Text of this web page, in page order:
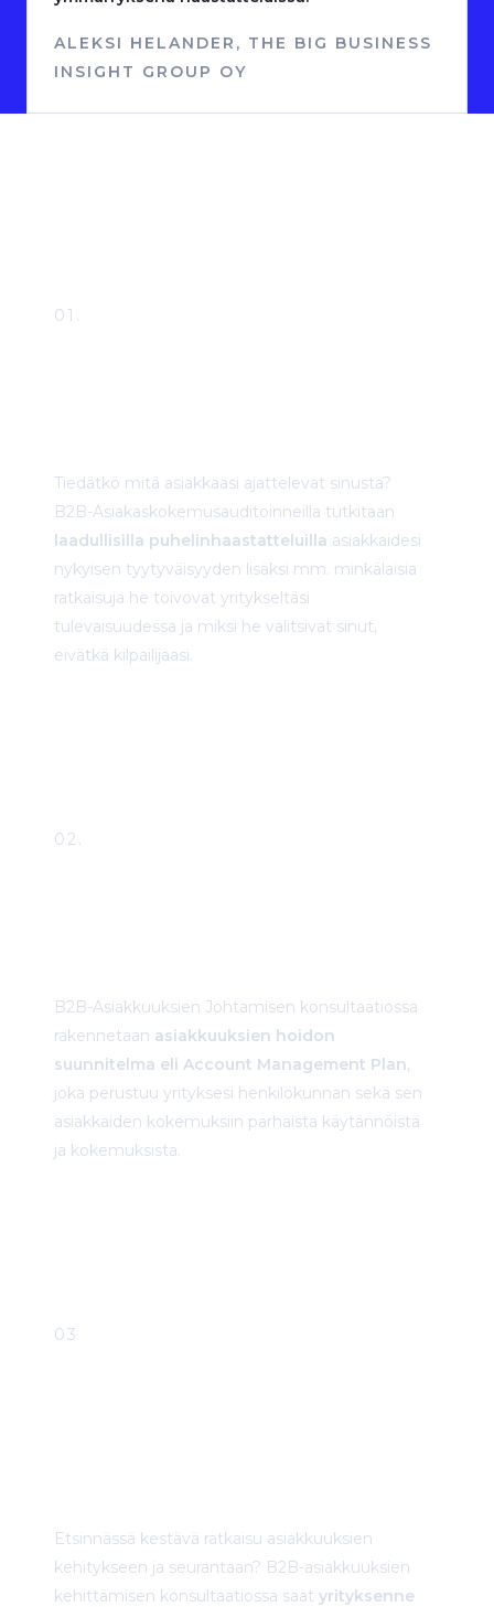
ALEKSI HELANDER, THE BIG BUSINESS
INSIGHT GROUP OY
01.
Tiedätkö mitä asiakkaasi ajattelevat sinusta?
B2B-Asiakaskokemusauditoinneilla tutkitaan
laadullisilla puhelinhaastatteluilla asiakkaidesi
nykyisen tyytyväisyyden lisäksi mm. minkälaisia
ratkaisuja he toivovat yritykseltäsi
tulevaisuudessa ja miksi he valitsivat sinut,
eivätkä kilpailijaasi.
02.
B2B-Asiakkuuksien Johtamisen konsultaatiossa
rakennetaan asiakkuuksien hoidon
suunnitelma eli Account Management Plan,
joka perustuu yrityksesi henkilökunnan sekä sen
asiakkaiden kokemuksiin parhaista käytännöistä
ja kokemuksista.
03
Etsinnässä kestävä ratkaisu asiakkuuksien
kehitykseen ja seurantaan? B2B-asiakkuuksien
kehittämisen konsultaatiossa saat yrityksenne